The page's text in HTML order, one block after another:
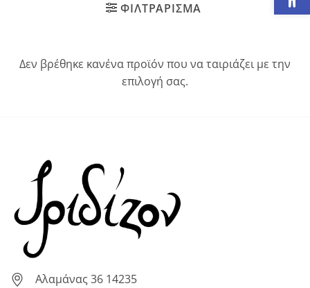
ΦΙΛΤΡΆΡΙΣΜΑ
Δεν βρέθηκε κανένα προϊόν που να ταιριάζει με την
επιλογή σας.
Αλαμάνας 36 14235